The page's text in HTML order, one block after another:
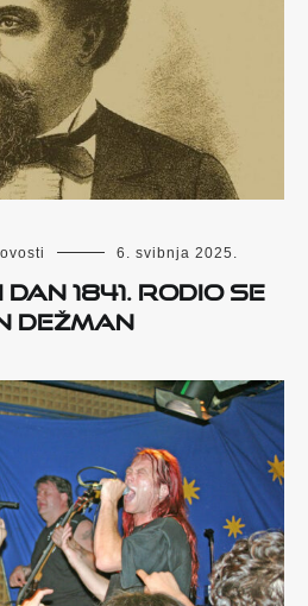
6. svibnja 2025.
1841. rodio se
Dežman